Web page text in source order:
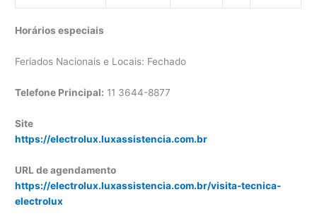
Horários especiais
Feriados Nacionais e Locais: Fechado
Telefone Principal: 11 3644-8877
Site
https://electrolux.luxassistencia.com.br
URL de agendamento
https://electrolux.luxassistencia.com.br/visita-tecnica-
electrolux